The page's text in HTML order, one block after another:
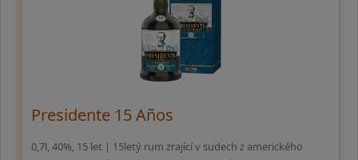
Presidente 15 Años
0,7l, 40%, 15 let | 15letý rum zrající v sudech z amerického